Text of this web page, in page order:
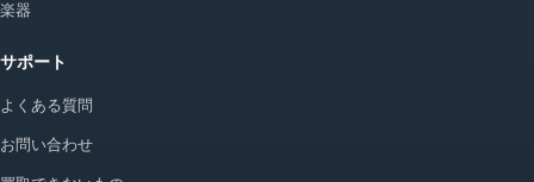
楽器
サポート
よくある質問
お問い合わせ